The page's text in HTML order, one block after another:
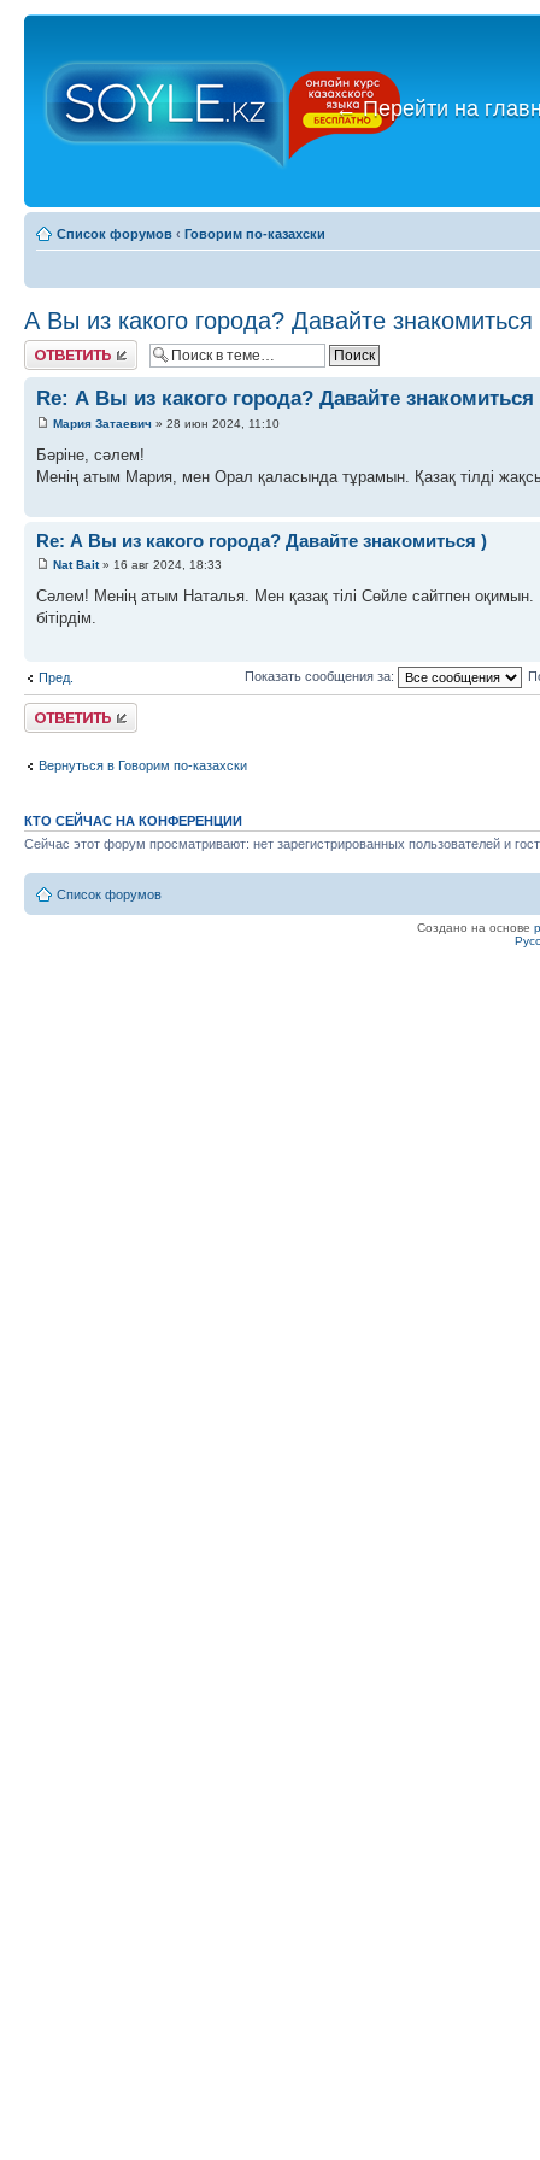
←Перейти на
Список форумов ‹ Говорим по-казахски
А Вы из какого города? Давайте знакомиться
Ответить
Re: А Вы из какого города? Давайте знакомиться
Мария Затаевич » 28 июн 2024, 11:10
Бәріне, сәлем!
Менің атым Мария, мен Орал қаласында тұрамын. Қазақ тілді
Re: А Вы из какого города? Давайте знакомиться )
Nat Bait» 16 авг 2024, 18:33
Сәлем! Менің атым Наталья. Мен қазақ тілі Сөйле сайтпен
бітірдім.
Пред. Показать сообщения за:
Ответить
Вернуться в Говорим по-казахски
КТО СЕЙЧАС НА КОНФЕРЕНЦИИ
Сейчас этот форум просматривают: нет зарегистрированных пользователей и
Список форумов
Создано на основе